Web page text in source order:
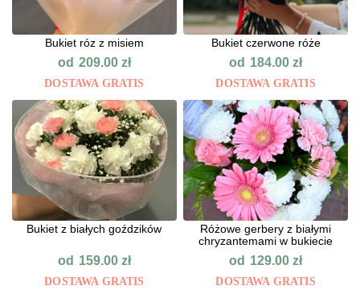
Bukiet róz z misiem
od 209.00 zł
DOSTAWA GRATIS
Bukiet czerwone róże
od 184.00zł
DOSTAWA GRATIS
Bukiet z białych goździków
od 159.00 zł
DOSTAWA GRATIS
Różowe gerbery z białymi
chryzantemami w bukiecie
od 129.00zł
DOSTAWA GRATIS